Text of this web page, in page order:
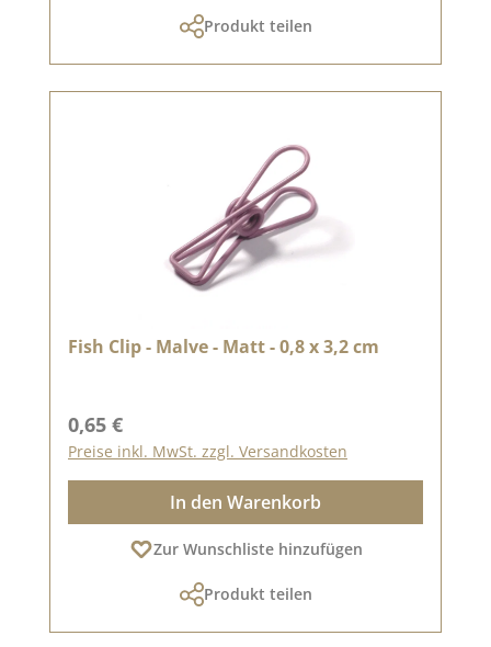
Produkt teilen
Fish Clip - Malve - Matt - 0,8 x 3,2 cm
Regulärer Preis:
0,65 €
Preise inkl. MwSt. zzgl. Versandkosten
In den Warenkorb
Zur Wunschliste hinzufügen
Produkt teilen